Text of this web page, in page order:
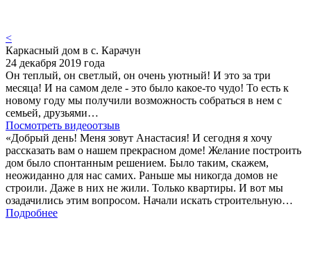
<
Каркасный дом в с. Карачун
24 декабря 2019 года
Он теплый, он светлый, он очень уютный! И это за три
месяца! И на самом деле - это было какое-то чудо! То есть к
новому году мы получили возможность собраться в нем с
семьей, друзьями…
Посмотреть видеоотзыв
«Добрый день! Меня зовут Анастасия! И сегодня я хочу
рассказать вам о нашем прекрасном доме! Желание построить
дом было спонтанным решением. Было таким, скажем,
неожиданно для нас самих. Раньше мы никогда домов не
строили. Даже в них не жили. Только квартиры. И вот мы
озадачились этим вопросом. Начали искать строительную…
Подробнее